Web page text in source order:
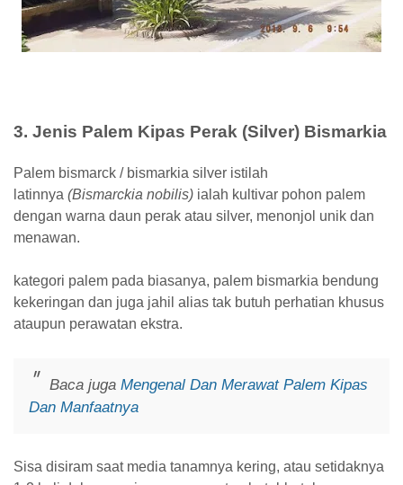
3. Jenis Palem Kipas Perak (Silver) Bismarkia
Palem bismarck / bismarkia silver istilah
latinnya (Bismarckia nobilis) ialah kultivar pohon palem
dengan warna daun perak atau silver, menonjol unik dan
menawan.
kategori palem pada biasanya, palem bismarkia bendung
kekeringan dan juga jahil alias tak butuh perhatian khusus
ataupun perawatan ekstra.
Baca juga Mengenal Dan Merawat Palem Kipas
Dan Manfaatnya
Sisa disiram saat media tanamnya kering, atau setidaknya